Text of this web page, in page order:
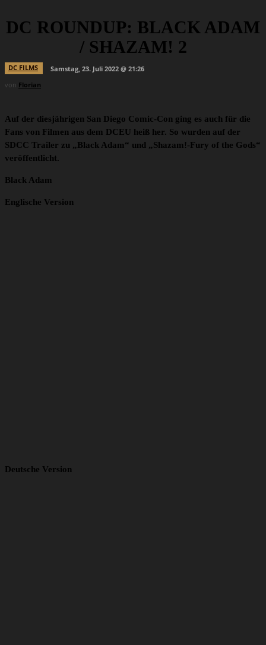
DC ROUNDUP: BLACK ADAM
/ SHAZAM! 2
DC FILMS
Samstag, 23. Juli 2022 @ 21:26
von Florian
Auf der diesjährigen San Diego Comic-Con ging es auch für die
Fans von Filmen aus dem DCEU heiß her. So wurden auf der
SDCC Trailer zu „Black Adam“ und „Shazam!-Fury of the Gods“
veröffentlicht.
Black Adam
Englische Version
Deutsche Version